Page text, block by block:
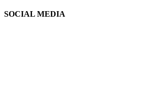
SOCIAL MEDIA